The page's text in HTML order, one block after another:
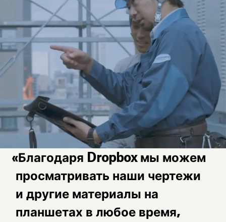
«Благодаря Dropbox мы можем
просматривать наши чертежи
и другие материалы на
планшетах в любое время,